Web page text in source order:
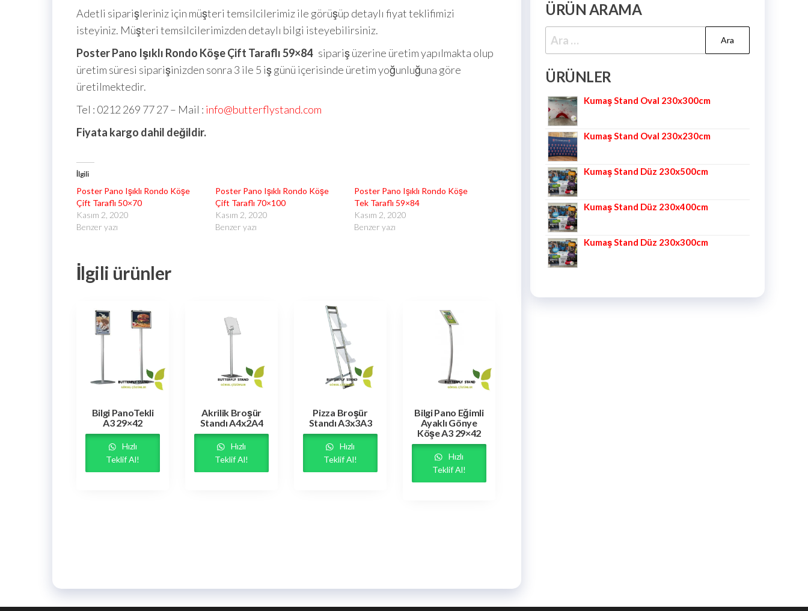
Adetli siparişleriniz için müşteri temsilcilerimiz ile görüşüp detaylı fiyat teklifimizi
isteyiniz. Müşteri temsilcilerimizden detaylı bilgi isteyebilirsiniz.
Poster Pano Işıklı Rondo Köşe Çift Taraflı 59×84 sipariş üzerine üretim yapılmakta olup
üretim süresi siparişinizden sonra 3 ile 5 iş günü içerisinde üretim yoğunluğuna göre
üretilmektedir.
Tel : 0212 269 77 27 – Mail : info@butterflystand.com
Fiyata kargo dahil değildir.
İlgili
Poster Pano Işıklı Rondo Köşe
Çift Taraflı 50×70
Kasım 2, 2020
Benzer yazı
Poster Pano Işıklı Rondo Köşe
Çift Taraflı 70×100
Kasım 2, 2020
Benzer yazı
Poster Pano Işıklı Rondo Köşe
Tek Taraflı 59×84
Kasım 2, 2020
Benzer yazı
İlgili ürünler
Bilgi PanoTekli
A3 29×42
Hızlı
Teklif Al!
Akrilik Broşür
Standı A4x2A4
Hızlı
Teklif Al!
Pizza Broşür
Standı A3x3A3
Hızlı
Teklif Al!
Bilgi Pano Eğimli
Ayaklı Gönye
Köşe A3 29×42
Hızlı
Teklif Al!
ÜRÜN ARAMA
ÜRÜNLER
Kumaş Stand Oval 230x300cm
Kumaş Stand Oval 230x230cm
Kumaş Stand Düz 230x500cm
Kumaş Stand Düz 230x400cm
Kumaş Stand Düz 230x300cm